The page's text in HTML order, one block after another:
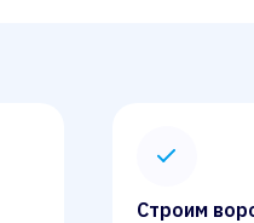
Строим